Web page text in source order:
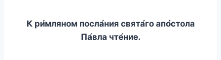
К ри́мляном посла́ния свята́го апо́стола
Па́вла чте́ние.